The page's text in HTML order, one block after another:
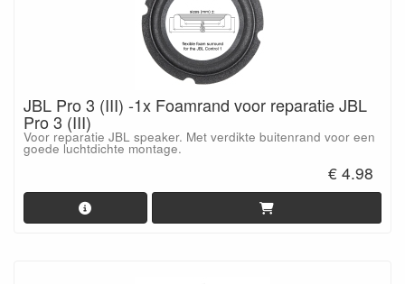
JBL Pro 3 (III) -1x Foamrand voor reparatie JBL
Pro 3 (III)
Voor reparatie JBL speaker. Met verdikte buitenrand voor een
goede luchtdichte montage.
€ 4.98